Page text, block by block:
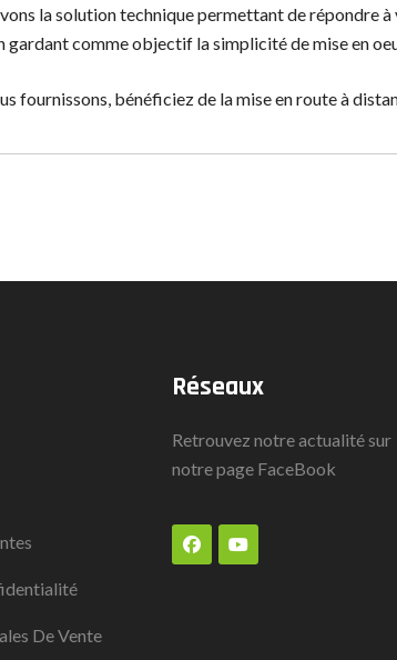
la solution technique permettant de répondre
comme objectif la simplicité de mise en
fournissons, bénéficiez de la mise en route à
De Vente
Réseaux
Retrouvez notre actualité sur
notre page FaceBook